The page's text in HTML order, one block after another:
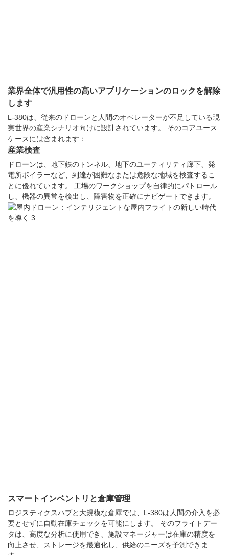
業界全体で汎用性の高いアプリケーションのロックを解除
します
L-380は、従来のドローンと人間のオペレーターが不足している現
実世界の産業シナリオ向けに設計されています。 そのコアユース
ケースには含まれます：
産業検査
ドローンは、地下鉄のトンネル、地下のユーティリティ廊下、発
電所ボイラーなど、到達が困難なまたは危険な地域を検査するこ
とに優れています。 工場のワークショップを自律的にパトロール
し、機器の異常を検出し、障害物を正確にナビゲートできます。
スマートインベントリと倉庫管理
ロジスティクスハブと大規模な倉庫では、L-380は人間の介入を必
要とせずに自動在庫チェックを可能にします。 そのフライトデー
タは、高度な分析に使用でき、施設マネージャーは在庫の精度を
向上させ、ストレージを最適化し、供給のニーズを予測できま